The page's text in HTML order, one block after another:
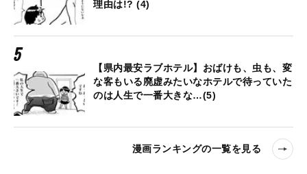
理由は!? (4)
【県内最安ラブホテル】おばけも、虫も、変
な客もいる廃虚みたいなホテルで待っていた
のは人生で一番大きな…(5)
漫画ランキングの一覧を見る